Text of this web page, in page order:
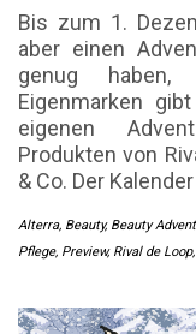
Bis zum 1.
aber einen
genug
Eigenmarken
eigenen
Produkten von
& Co. Der Kalender
Alterra, Beauty, Beauty
Pflege, Preview, Rival de Loop,